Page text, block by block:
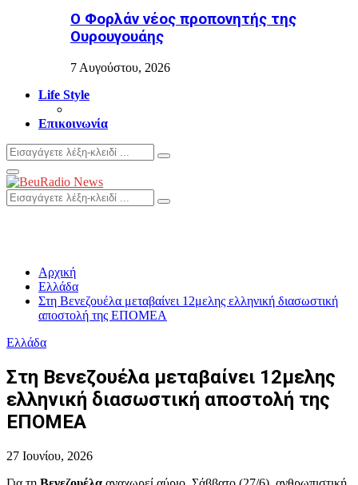
Ο Φορλάν νέος προπονητής της
Ουρουγουάης
7 Αυγούστου, 2026
Life Style
Επικοινωνία
Search
for:
Search
Primary
Menu
Search
for:
Search
Αρχική
Ελλάδα
Στη Βενεζουέλα μεταβαίνει 12μελης ελληνική διασωστική
αποστολή της ΕΠΟΜΕΑ
Ελλάδα
Στη Βενεζουέλα μεταβαίνει 12μελης
ελληνική διασωστική αποστολή της
ΕΠΟΜΕΑ
27 Ιουνίου, 2026